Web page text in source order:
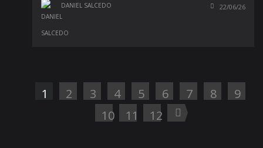
DANIEL SALCEDO 22/06/26
1 2 3 4 5 6 7 8
9
10
11 12